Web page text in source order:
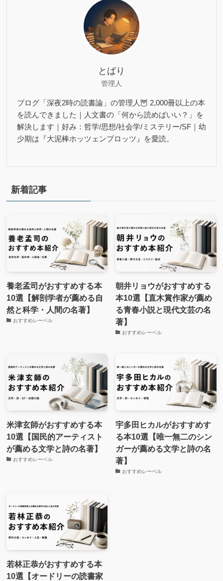
とばり
管理人
ブログ「深夜2時の読書論」の管理人🦉 2,000冊以上の本
を読んできました｜人文書の「何から読めばいい？」を
解決します｜好み：哲学/思想/社会学/ミステリー/SF｜幼
少期は『大泥棒ホッツェンプロッツ』を愛読。
新着記事
養老孟司がおすすめする本
10選【解剖学者が薦める自
然と科学・人間の名著】
おすすめレーベル
朝井リョウがおすすめする
本10選【直木賞作家が薦め
る青春小説と現代文芸の名
著】
おすすめレーベル
米津玄師がおすすめする本
10選【国民的アーティスト
が薦める文学と詩の名著】
おすすめレーベル
宇多田ヒカルがおすすめす
る本10選【唯一無二のシン
ガーが薦める文学と詩の名
著】
おすすめレーベル
若林正恭がおすすめする本
10選【オードリーの読書家